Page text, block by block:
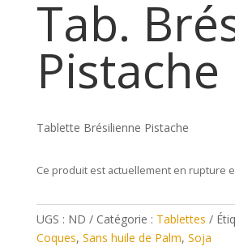
Tab.
Pistache
Tablette Brésilienne Pistache
Ce produit est actuellement en rupture
UGS : ND Catégorie : Tablettes
Coques, Sans huile de Palm, Soja